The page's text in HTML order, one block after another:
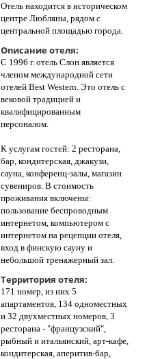
Отель находится в историческом
центре Любляны, рядом с
центральной площадью города.
Описание отеля:
С 1996 г. отель Слон является
членом международной сети
отелей Best Western. Это отель с
вековой традицией и
квалифицированным
персоналом.
К услугам гостей: 2 ресторана,
бар, кондитерская, джакузи,
сауна, конференц-залы, магазин
сувениров. В стоимость
проживания включены:
пользование беспроводным
интернетом, компьютером с
интернетом на рецепции отеля,
вход в финскую сауну и
небольшой тренажерный зал.
Территория отеля:
171 номер, из них 5
апартаментов, 134 одноместных
и 32 двухместных номеров, 3
ресторана - "французский",
рыбный и итальянский, арт-кафе,
кондитерская, аперитив-бар,